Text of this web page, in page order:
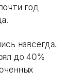
год
навсегда.
до 40%